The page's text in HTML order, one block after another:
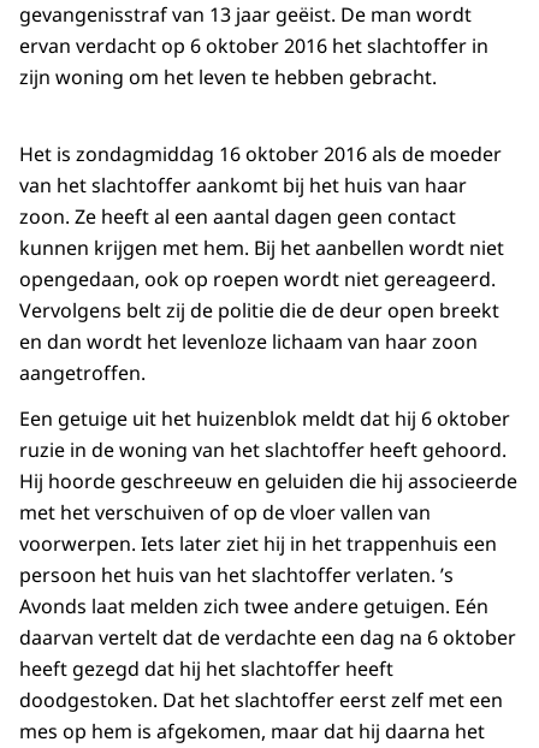
gevangenisstraf van 13 jaar geëist. De man wordt
ervan verdacht op 6 oktober 2016 het slachtoffer in
zijn woning om het leven te hebben gebracht.
Het is zondagmiddag 16 oktober 2016 als de moeder
van het slachtoffer aankomt bij het huis van haar
zoon. Ze heeft al een aantal dagen geen contact
kunnen krijgen met hem. Bij het aanbellen wordt niet
opengedaan, ook op roepen wordt niet gereageerd.
Vervolgens belt zij de politie die de deur open breekt
en dan wordt het levenloze lichaam van haar zoon
aangetroffen.
Een getuige uit het huizenblok meldt dat hij 6 oktober
ruzie in de woning van het slachtoffer heeft gehoord.
Hij hoorde geschreeuw en geluiden die hij associeerde
met het verschuiven of op de vloer vallen van
voorwerpen. Iets later ziet hij in het trappenhuis een
persoon het huis van het slachtoffer verlaten. ’s
Avonds laat melden zich twee andere getuigen. Eén
daarvan vertelt dat de verdachte een dag na 6 oktober
heeft gezegd dat hij het slachtoffer heeft
doodgestoken. Dat het slachtoffer eerst zelf met een
mes op hem is afgekomen, maar dat hij daarna het